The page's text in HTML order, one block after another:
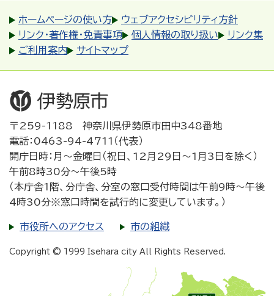
ホームページの使い方
ウェブアクセシビリティ方針
リンク・著作権・免責事項
個人情報の取り扱い
リンク集
ご利用案内
サイトマップ
〒259-1188 神奈川県伊勢原市田中348番地
電話：0463-94-4711（代表）
開庁日時：月～金曜日（祝日、12月29日～1月3日を除く）
午前8時30分～午後5時
（本庁舎1階、分庁舎、分室の窓口受付時間は午前9時～午後
4時30分※窓口時間を試行的に変更しています。）
市役所へのアクセス 市の組織
Copyright © 1999 Isehara city All Rights Reserved.